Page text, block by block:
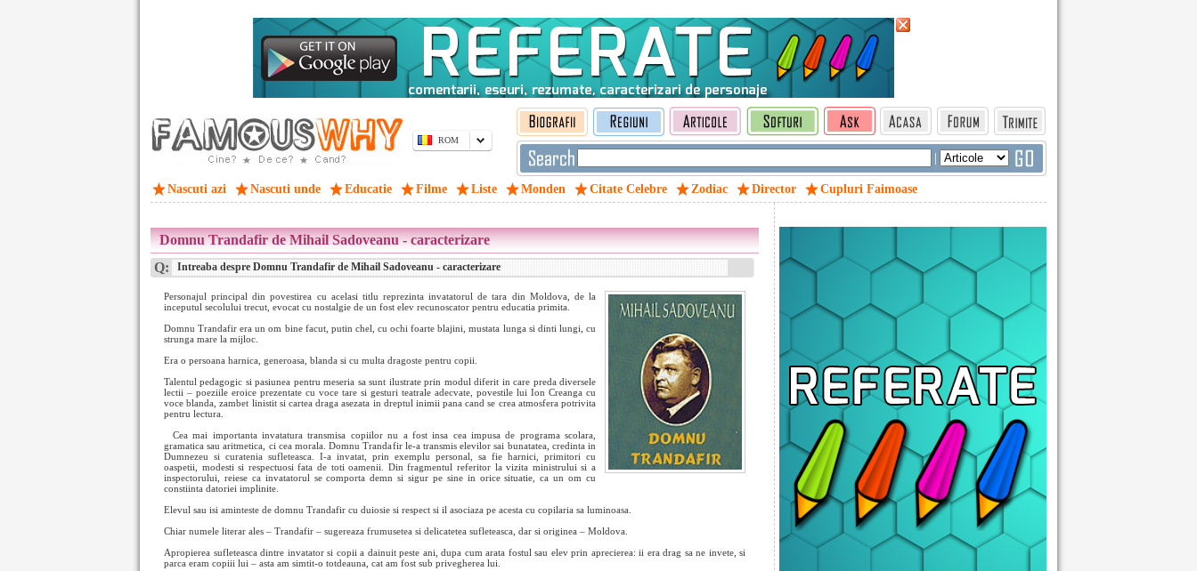
ROM
|
Nascuti azi Nascuti unde Educatie Filme Liste Monden Citate Celebre Zodiac Director Cupluri Faimoase
Domnu Trandafir de Mihail Sadoveanu - caracterizare
Q: Intreaba despre Domnu Trandafir de Mihail Sadoveanu - caracterizare
Personajul principal din povestirea cu acelasi titlu reprezinta invatatorul de tara din Moldova, de la
inceputul secolului trecut, evocat cu nostalgie de un fost elev recunoscator pentru educatia primita.
Domnu Trandafir era un om bine facut, putin chel, cu ochi foarte blajini, mustata lunga si dinti lungi, cu
strunga mare la mijloc.
Era o persoana harnica, generoasa, blanda si cu multa dragoste pentru copii.
Talentul pedagogic si pasiunea pentru meseria sa sunt ilustrate prin modul diferit in care preda diversele
lectii – poeziile eroice prezentate cu voce tare si gesturi teatrale adecvate, povestile lui Ion Creanga cu
voce blanda, zambet linistit si cartea draga asezata in dreptul inimii pana cand se crea atmosfera potrivita
pentru lectura.
Cea mai importanta invataturatransmisa copiilor nu a fost insa cea impusa de programa scolara,
gramatica sau aritmetica, ci cea morala. Domnu Trandafir le-a transmis elevilor sai bunatatea, credinta in
Dumnezeu si curatenia sufleteasca. I-a invatat, prin exemplu personal, sa fie harnici, primitori cu
oaspetii, modesti si respectuosi fata de toti oamenii. Din fragmentul referitor la vizita ministrului si a
inspectorului, reiese ca invatatorul se comporta demn si sigur pe sine in orice situatie, ca un om cu
constiinta datoriei implinite.
Elevul sau isi aminteste de domnu Trandafir cu duiosie si respect si il asociaza pe acesta cu copilaria sa luminoasa.
Chiar numele literar ales – Trandafir – sugereaza frumusetea si delicatetea sufleteasca, dar si originea – Moldova.
Apropierea sufleteasca dintre invatator si copii a dainuit peste ani, dupa cum arata fostul sau elev prin aprecierea: ii era drag sa ne invete, si
parca eram copiii lui – asta am simtit-o totdeauna, cat am fost sub privegherea lui.